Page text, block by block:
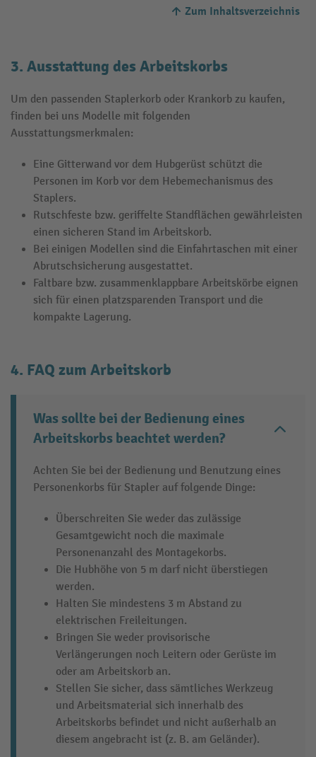
Zum Inhaltsverzeichnis
3. Ausstattung des Arbeitskorbs
Um den passenden Staplerkorb oder Krankorb zu kaufen,
finden bei uns Modelle mit folgenden
Ausstattungsmerkmalen:
Eine Gitterwand vor dem Hubgerüst schützt die
Personen im Korb vor dem Hebemechanismus des
Staplers.
Rutschfeste bzw. geriffelte Standflächen gewährleisten
einen sicheren Stand im Arbeitskorb.
Bei einigen Modellen sind die Einfahrtaschen mit einer
Abrutschsicherung ausgestattet.
Faltbare bzw. zusammenklappbare Arbeitskörbe eignen
sich für einen platzsparenden Transport und die
kompakte Lagerung.
4. FAQ zum Arbeitskorb
Was sollte bei der Bedienung eines
Arbeitskorbs beachtet werden?
Achten Sie bei der Bedienung und Benutzung eines
Personenkorbs für Stapler auf folgende Dinge:
Überschreiten Sie weder das zulässige
Gesamtgewicht noch die maximale
Personenanzahl des Montagekorbs.
Die Hubhöhe von 5 m darf nicht überstiegen
werden.
Halten Sie mindestens 3 m Abstand zu
elektrischen Freileitungen.
Bringen Sie weder provisorische
Verlängerungen noch Leitern oder Gerüste im
oder am Arbeitskorb an.
Stellen Sie sicher, dass sämtliches Werkzeug
und Arbeitsmaterial sich innerhalb des
Arbeitskorbs befindet und nicht außerhalb an
diesem angebracht ist (z. B. am Geländer).